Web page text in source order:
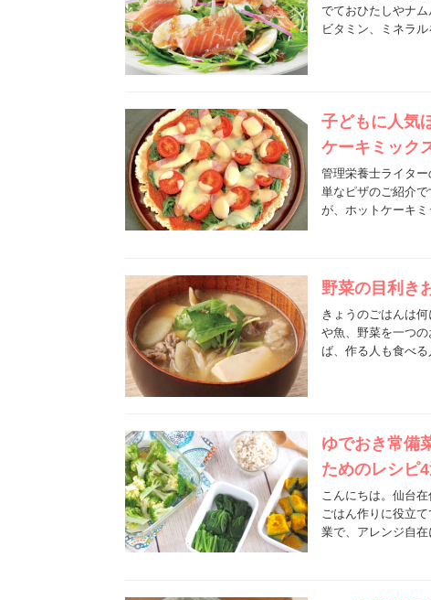
でておひたしやナ
ビタミン、ミネラ
子どもに人気
ケーキミック
管理栄養士ライタ
単なピザのご紹介
が、ホットケーキ
野菜の目利き
きょうのごはんは
や魚、野菜を一つ
ば、作る人も食べ
ゆでおき常備
ためのレシピ
こんにちは。仙台
ごはん作りに役立
業で、アレンジ自